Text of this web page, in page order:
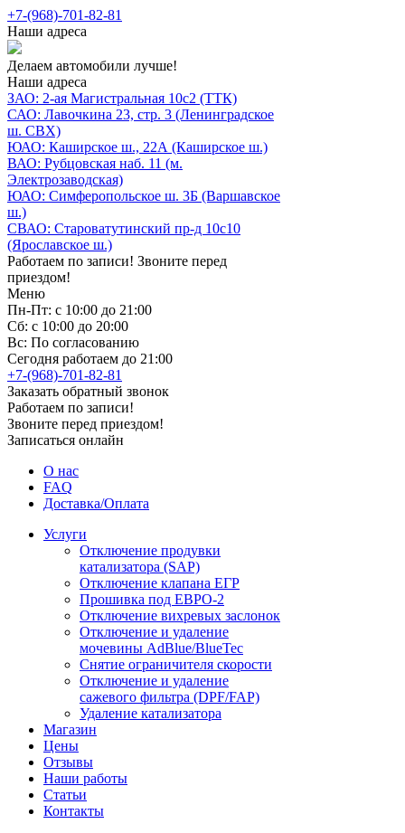
+7-(968)-701-82-81
Наши адреса
Делаем автомобили лучше!
Наши адреса
ЗАО: 2-ая Магистральная 10с2 (ТТК)
САО: Лавочкина 23, стр. 3 (Ленинградское
ш. СВХ)
ЮАО: Каширское ш., 22А (Каширское ш.)
ВАО: Рубцовская наб. 11 (м.
Электрозаводская)
ЮАО: Симферопольское ш. 3Б (Варшавское
ш.)
СВАО: Староватутинский пр-д 10с10
(Ярославское ш.)
Работаем по записи! Звоните перед
приездом!
Меню
Пн-Пт: с 10:00 до 21:00
Сб: с 10:00 до 20:00
Вс: По согласованию
Сегодня работаем до 21:00
+7-(968)-701-82-81
Заказать обратный звонок
Работаем по записи!
Звоните перед приездом!
Записаться онлайн
О нас
FAQ
Доставка/Оплата
Услуги
Отключение продувки
катализатора (SAP)
Отключение клапана ЕГР
Прошивка под ЕВРО-2
Отключение вихревых заслонок
Отключение и удаление
мочевины AdBlue/BlueTec
Снятие ограничителя скорости
Отключение и удаление
сажевого фильтра (DPF/FAP)
Удаление катализатора
Магазин
Цены
Отзывы
Наши работы
Статьи
Контакты